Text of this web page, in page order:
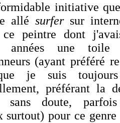
initiative que
allé surfersur
ce peintre dont
années une toile
(ayant préféré
je suis
préférant la
sans doute,
surtout) pour ce